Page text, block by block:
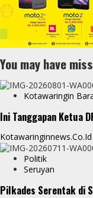
You may have
Kotawaringin
Ini Tanggapan Ketua
Kotawaringinnews.co.id
Politik
Seruyan
Pilkades Serentak di